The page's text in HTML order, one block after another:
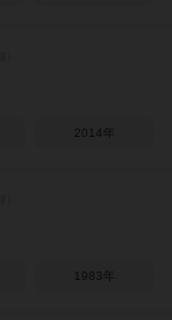
2014年
1983年